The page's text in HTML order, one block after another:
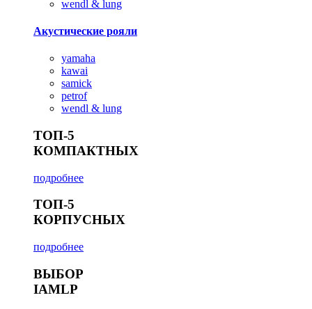
wendl & lung
Акустические рояли
yamaha
kawai
samick
petrof
wendl & lung
ТОП-5
КОМПАКТНЫХ
подробнее
ТОП-5
КОРПУСНЫХ
подробнее
ВЫБОР
IAMLP